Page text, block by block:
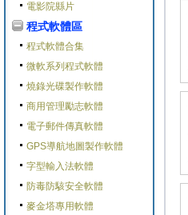
電影院縣片
程式軟體區
程式軟體合集
微軟系列程式軟體
燒錄光碟製作軟體
商用管理勵志軟體
電子郵件傳真軟體
GPS導航地圖製作軟體
字型輸入法軟體
防毒防駭安全軟體
麥金塔專用軟體